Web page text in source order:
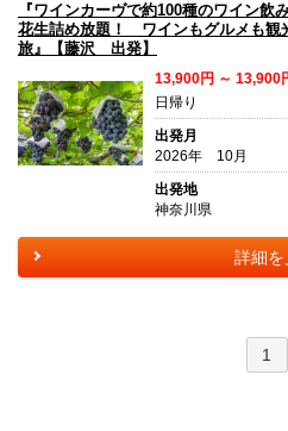
『ワインカーヴで約100種のワイン飲
花生詰め放題！ ワインもグルメも観
旅』【藤沢 出発】
13,900円 ～ 13,900
日帰り
出発月
2026年 10月
出発地
神奈川県
詳細を
1